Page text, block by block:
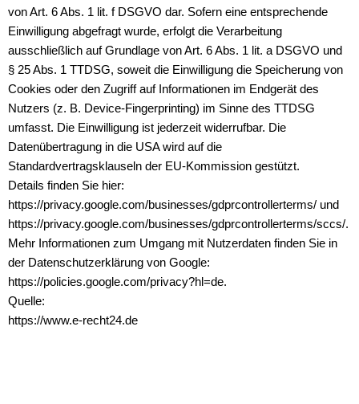
von Art. 6 Abs. 1 lit. f DSGVO dar. Sofern eine entsprechende
Einwilligung abgefragt wurde, erfolgt die Verarbeitung
ausschließlich auf Grundlage von Art. 6 Abs. 1 lit. a DSGVO und
§ 25 Abs. 1 TTDSG, soweit die Einwilligung die Speicherung von
Cookies oder den Zugriff auf Informationen im Endgerät des
Nutzers (z. B. Device-Fingerprinting) im Sinne des TTDSG
umfasst. Die Einwilligung ist jederzeit widerrufbar. Die
Datenübertragung in die USA wird auf die
Standardvertragsklauseln der EU-Kommission gestützt.
Details finden Sie hier:
https://privacy.google.com/businesses/gdprcontrollerterms/ und
https://privacy.google.com/businesses/gdprcontrollerterms/sccs/.
Mehr Informationen zum Umgang mit Nutzerdaten finden Sie in
der Datenschutzerklärung von Google:
https://policies.google.com/privacy?hl=de.
Quelle:
https://www.e-recht24.de